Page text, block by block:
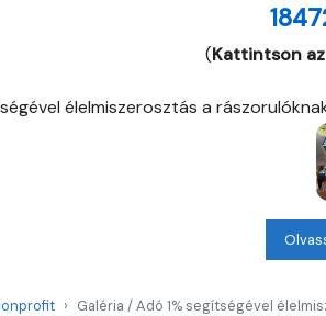
(Kattintson
élelmiszerosztás a
Galéria / Adó 1% segítségével